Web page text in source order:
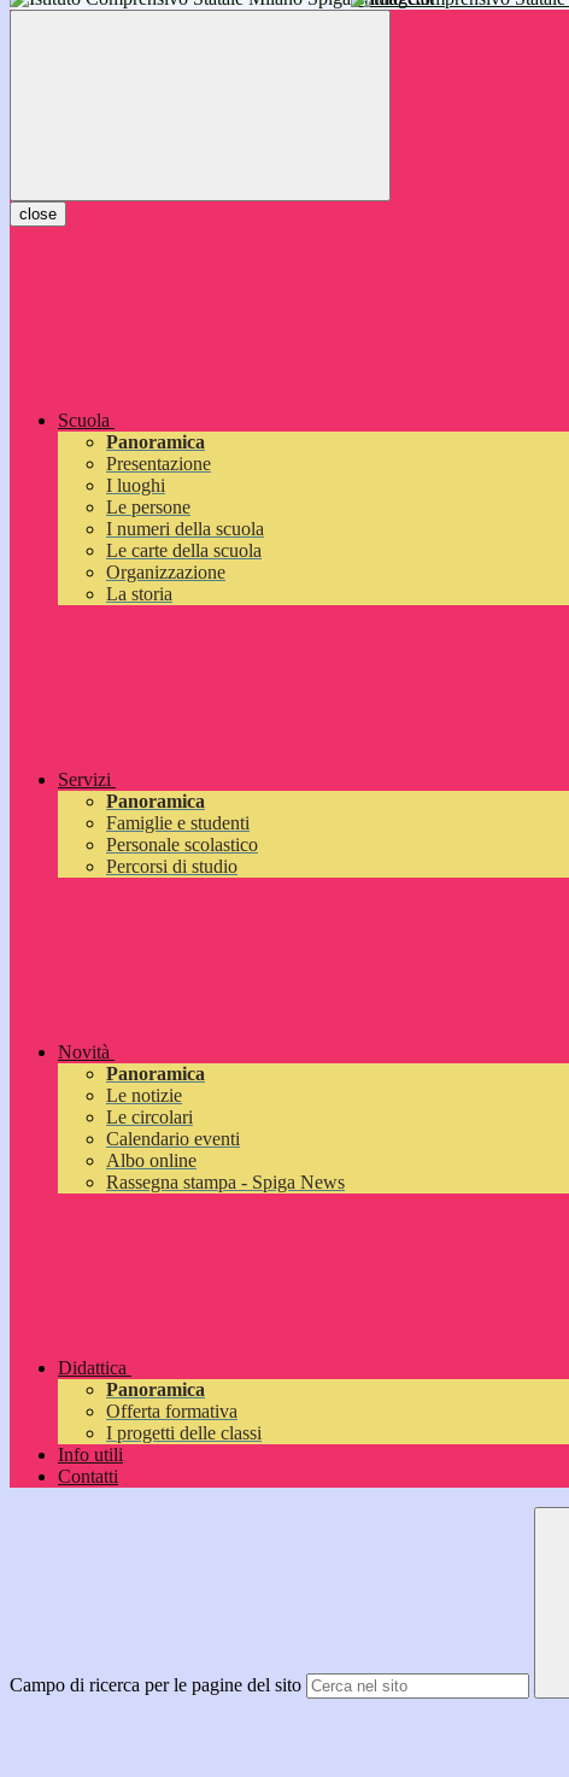
inizieranno il 14 settembre 2026: vi aspettiamo!
close
Scuola
Panoramica
Presentazione
I luoghi
Le persone
I numeri della scuola
Le carte della scuola
Organizzazione
La storia
Servizi
Panoramica
Famiglie e studenti
Personale scolastico
Percorsi di studio
Novità
Panoramica
Le notizie
Le circolari
Calendario eventi
Albo online
Rassegna stampa - Spiga News
Didattica
Panoramica
Offerta formativa
I progetti delle classi
Info utili
Contatti
Campo di ricerca per le pagine del sito